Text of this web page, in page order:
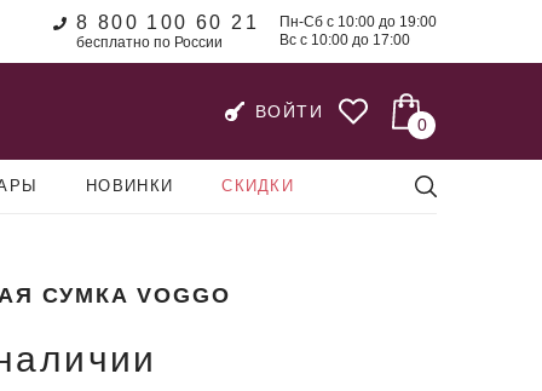
8 800 100 60 21
бесплатно по России
Пн-Сб с 10:00 до 19:00
Вс с 10:00 до 17:00
ВОЙТИ
0
НОВИНКИ СКИДКИ
СУМКА VOGGO